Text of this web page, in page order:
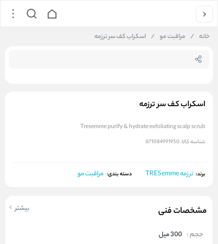
خانه / مراقبت مو / اسکراب کف سر ترزمه
اسکراب کف سر ترزمه
Tresemme purify & hydrate exfoliating scalp scrub
شناسه کالا: 871084991950
برند: ترزمه TRESemme دسته بندی: مراقبت مو
مشخصات فنی بیشتر
حجم : 300 میل